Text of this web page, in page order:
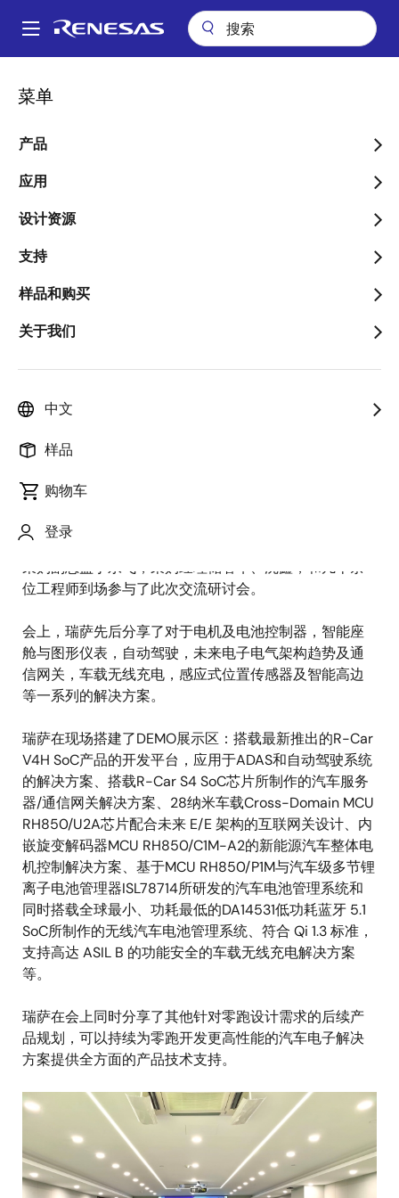
到
Main
菜单
产品
应用
设计资源
支持
样品和购买
关于我们
中文
样品
购物车
登录
面
包
屑
流会
像
Sales Account Manager
发表时间：2022年9月21日
瑞萨电子于9月15日与零跑汽车有限公司（以下，零跑）
进行了一日的技术交流研讨会。基于此次交流，瑞萨将
持续为零跑助力开发智能电车、智能驾驶、电机电控、
电池系统开发等解决方案
大华高级副总裁朱建堂，零跑高级副总裁周洪涛、副总
裁舒春成、采购总监吴江忠、电驱产品线副总监?非凡、
采购副总监丁永飞，采购经理储著华、沈鑫，和几十余
位工程师到场参与了此次交流研讨会。
会上，瑞萨先后分享了对于电机及电池控制器，智能座
舱与图形仪表，自动驾驶，未来电子电气架构趋势及通
信网关，车载无线充电，感应式位置传感器及智能高边
等一系列的解决方案。
瑞萨在现场搭建了DEMO展示区：搭载最新推出的R-Car
V4H SoC产品的开发平台，应用于ADAS和自动驾驶系统
的解决方案、搭载R-Car S4 SoC芯片所制作的汽车服务
器/通信网关解决方案、28纳米车载Cross-Domain MCU
RH850/U2A芯片配合未来 E/E 架构的互联网关设计、内
嵌旋变解码器MCU RH850/C1M-A2的新能源汽车整体电
机控制解决方案、基于MCU RH850/P1M与汽车级多节锂
离子电池管理器ISL78714所研发的汽车电池管理系统和
同时搭载全球最小、功耗最低的DA14531低功耗蓝牙 5.1
SoC所制作的无线汽车电池管理系统、符合 Qi 1.3 标准，
支持高达 ASIL B 的功能安全的车载无线充电解决方案
等。
瑞萨在会上同时分享了其他针对零跑设计需求的后续产
品规划，可以持续为零跑开发更高性能的汽车电子解决
方案提供全方面的产品技术支持。
图